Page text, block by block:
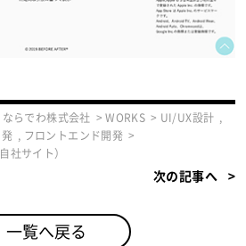
らでわ株式会社 > WORKS > UI/UX設計
発 フロントエンド開発 >
社サイト）
次の記事へ
一覧へ戻る